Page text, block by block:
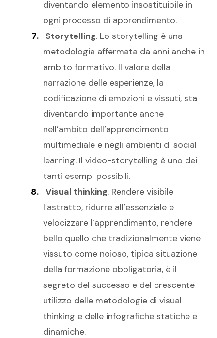
diventando elemento insostituibile in
ogni processo di apprendimento.
Storytelling. Lo storytelling è una
metodologia affermata da anni anche in
ambito formativo. Il valore della
narrazione delle esperienze, la
codificazione di emozioni e vissuti, sta
diventando importante anche
nell’ambito dell’apprendimento
multimediale e negli ambienti di social
learning. Il video-storytelling è uno dei
tanti esempi possibili.
Visual thinking. Rendere visibile
l’astratto, ridurre all’essenziale e
velocizzare l’apprendimento, rendere
bello quello che tradizionalmente viene
vissuto come noioso, tipica situazione
della formazione obbligatoria, è il
segreto del successo e del crescente
utilizzo delle metodologie di visual
thinking e delle infografiche statiche e
dinamiche.